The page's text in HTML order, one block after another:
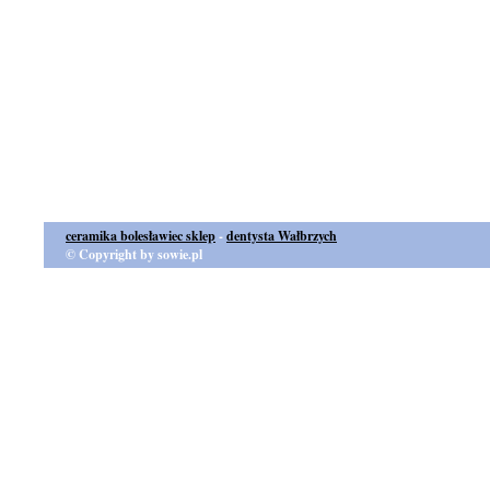
ceramika bolesławiec sklep-dentysta Wałbrzych
© Copyright by sowie.pl